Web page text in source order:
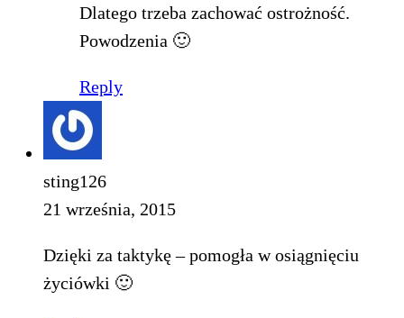
Dlatego trzeba zachować ostrożność.
Powodzenia 🙂
Reply
sting126
21 września, 2015
Dzięki za taktykę – pomogła w osiągnięciu
życiówki 🙂